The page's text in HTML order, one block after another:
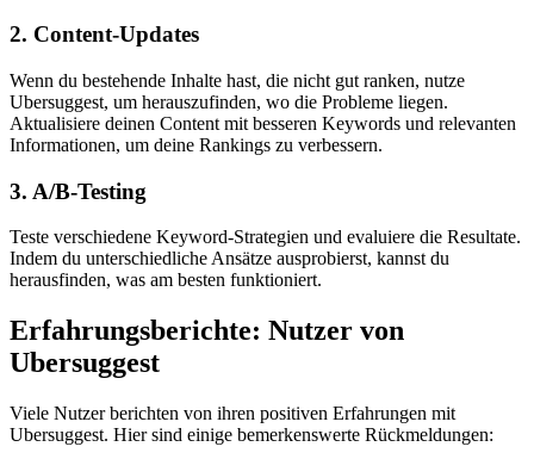
2. Content-Updates
Wenn du bestehende Inhalte hast, die nicht gut ranken, nutze
Ubersuggest, um herauszufinden, wo die Probleme liegen.
Aktualisiere deinen Content mit besseren Keywords und relevanten
Informationen, um deine Rankings zu verbessern.
3. A/B-Testing
Teste verschiedene Keyword-Strategien und evaluiere die Resultate.
Indem du unterschiedliche Ansätze ausprobierst, kannst du
herausfinden, was am besten funktioniert.
Erfahrungsberichte: Nutzer von
Ubersuggest
Viele Nutzer berichten von ihren positiven Erfahrungen mit
Ubersuggest. Hier sind einige bemerkenswerte Rückmeldungen: